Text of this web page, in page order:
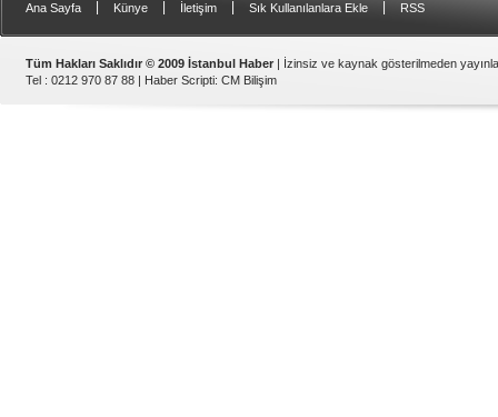
Ana Sayfa Künye İletişim Sık Kullanılanlara Ekle RSS
Tüm Hakları Saklıdır © 2009 İstanbul Haber | İzinsiz ve kaynak gösterilmeden
Tel : 0212 970 87 88 | Haber Scripti: CM Bilişim